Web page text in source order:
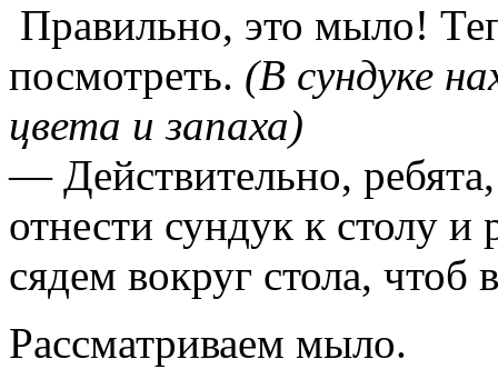
Правильно, это мыло!
посмотреть. (В сундуке
цвета и запаха)
— Действительно,
отнести сундук к столу
сядем вокруг стола,
Рассматриваем мыло.